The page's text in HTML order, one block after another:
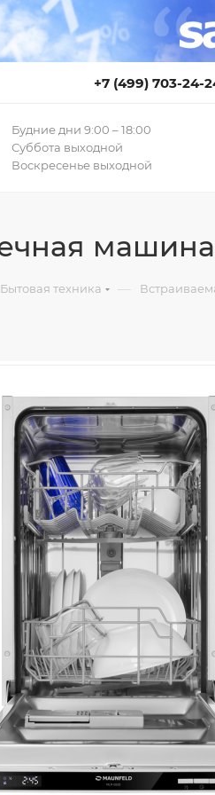
+7 (499) 703-24-
Будние дни 9:00 – 18:00
Суббота выходной
Воскресенье выходной
Бытовая техника —